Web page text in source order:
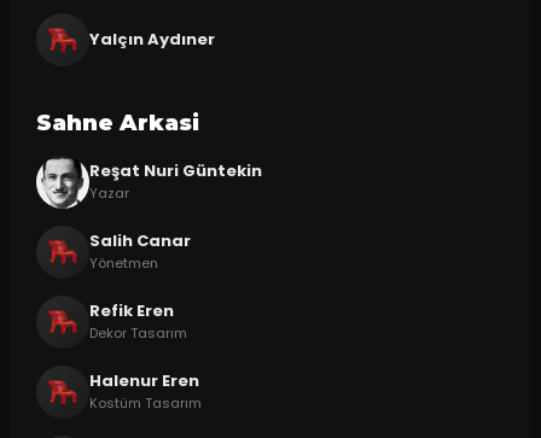
Yalçın Aydıner
Sahne Arkasi
Reşat Nuri Güntekin
Yazar
Salih Canar
Yönetmen
Refik Eren
Dekor Tasarım
Halenur Eren
Kostüm Tasarım